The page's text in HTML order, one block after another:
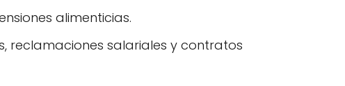
alimenticias.
reclamaciones salariales y contratos